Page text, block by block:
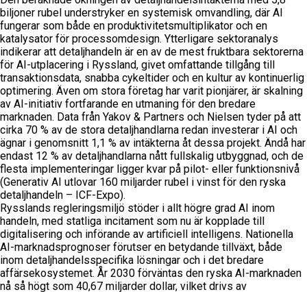
biljoner rubel understryker en systemisk omvandling, där AI
fungerar som både en produktivitetsmultiplikator och en
katalysator för processomdesign. Ytterligare sektoranalys
indikerar att detaljhandeln är en av de mest fruktbara sektorerna
för AI-utplacering i Ryssland, givet omfattande tillgång till
transaktionsdata, snabba cykeltider och en kultur av kontinuerlig
optimering. Även om stora företag har varit pionjärer, är skalning
av AI-initiativ fortfarande en utmaning för den bredare
marknaden. Data från Yakov & Partners och Nielsen tyder på att
cirka 70 % av de stora detaljhandlarna redan investerar i AI och
ägnar i genomsnitt 1,1 % av intäkterna åt dessa projekt. Ändå har
endast 12 % av detaljhandlarna nått fullskalig utbyggnad, och de
flesta implementeringar ligger kvar på pilot- eller funktionsnivå
(Generativ AI utlovar 160 miljarder rubel i vinst för den ryska
detaljhandeln – ICF-Expo).
Rysslands regleringsmiljö stöder i allt högre grad AI inom
handeln, med statliga incitament som nu är kopplade till
digitalisering och införande av artificiell intelligens. Nationella
AI-marknadsprognoser förutser en betydande tillväxt, både
inom detaljhandelsspecifika lösningar och i det bredare
affärsekosystemet. År 2030 förväntas den ryska AI-marknaden
nå så högt som 40,67 miljarder dollar, vilket drivs av